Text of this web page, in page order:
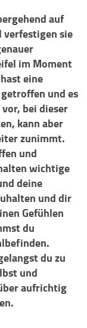
auf
verfestigen sie
im Moment
eine
und es
bei dieser
kann aber
zunimmt.
und
wichtige
deine
und dir
Gefühlen
du
du zu
und
aufrichtig